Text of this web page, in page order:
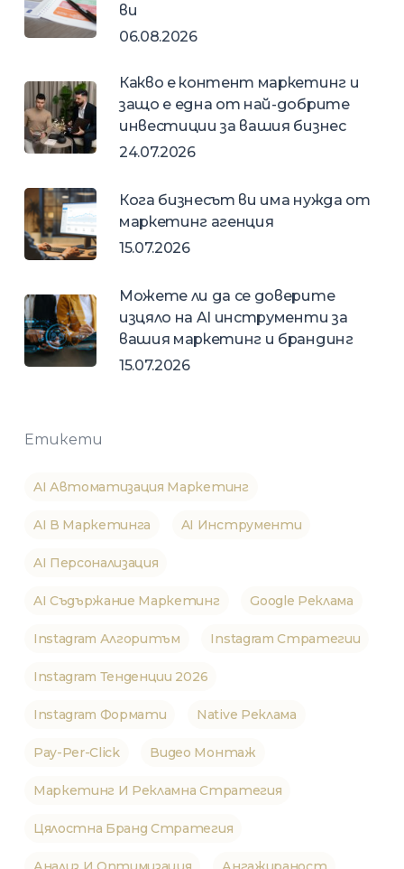
ви
06.08.2026
Какво е контент маркетинг и
защо е една от най-добрите
инвестиции за вашия бизнес
24.07.2026
Кога бизнесът ви има нужда от
маркетинг агенция
15.07.2026
Можете ли да се доверите
изцяло на AI инструменти за
вашия маркетинг и брандинг
15.07.2026
Етикети
AI Автоматизация Маркетинг
AI В Маркетинга AI Инструменти
AI Персонализация
AI Съдържание Маркетинг Google Реклама
Instagram Алгоритъм Instagram Стратегии
Instagram Тенденции 2026
Instagram Формати Native Реклама
Pay-Per-Click Видео Монтаж
Маркетинг И Рекламна Стратегия
Цялостна Бранд Стратегия